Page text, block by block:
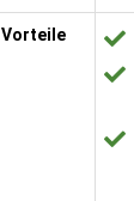
Vorteile